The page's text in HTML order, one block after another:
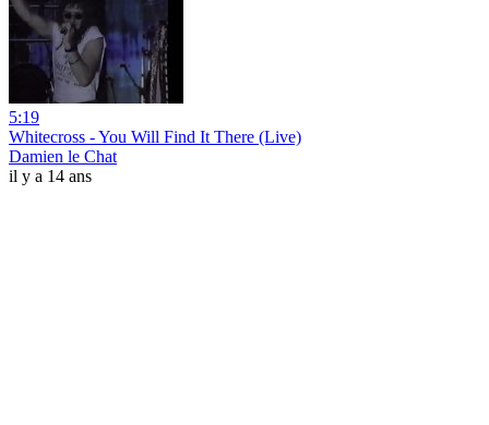
5:19
Whitecross - You Will Find It There (Live)
Damien le Chat
il y a 14 ans